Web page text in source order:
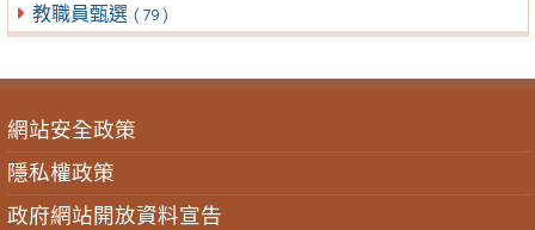
教職員甄選 ( 79 )
網站安全政策
隱私權政策
政府網站開放資料宣告